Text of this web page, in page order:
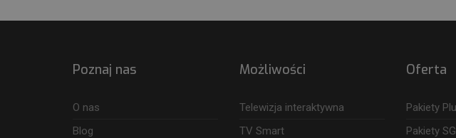
Poznaj nas
O nas
Blog
Możliwości
Telewizja interaktywna
TV Smart
Oferta
Pakiety
Pakiety